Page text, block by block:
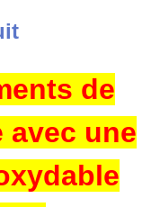
de
avec une